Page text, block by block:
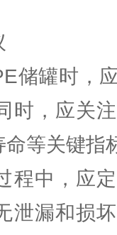
储罐时，
时，应关
命等关键指
程中，应
泄漏和损